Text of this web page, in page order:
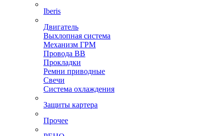
Iberis
Двигатель
Выхлопная система
Механизм ГРМ
Провода ВВ
Прокладки
Ремни приводные
Свечи
Система охлаждения
Защиты картера
Прочее